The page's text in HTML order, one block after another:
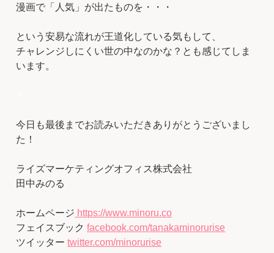
漫画で「人気」が出たものを・・・
という安易な流れが王道化している気もして、
チャレンジしにくい世の中なのかな？とも感じてしま
います。
今日も最後までお読みいただきありがとうございまし
た！
ライズマーケティングオフィス株式会社
田中みのる
ホームページ https://www.minoru.co
フェイスブックfacebook.com/tanakaminorurise
ツイッターtwitter.com/minorurise